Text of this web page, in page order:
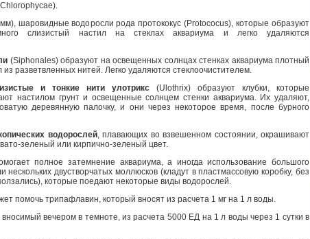
шаровидные водоросли рода протококус (Protococus), которые образуют
слизистый настил на стеклах аквариума и легко удаляются
(Siphonales) образуют на освещенных солнцах стенках аквариума плотный
разветвленных нитей. Легко удаляются стеклоочистителем.
и тонкие нити улотрикс (Ulothrix) образуют клубки, которые
настилом грунт и освещенные солнцем стенки аквариума. Их удаляют,
деревянную палочку, и они через некоторое время, после бурного
водорослей, плавающих во взвешенном состоянии, окрашивают
зеленый или кирпично-зеленый цвет.
полное затемнение аквариума, а иногда использование большого
нескольких двустворчатых моллюсков (кладут в пластмассовую коробку, без
которые поедают некоторые виды водорослей.
помочь трипафлавин, который вносят из расчета 1 мг на 1 л воды.
вечером в темноте, из расчета 5000 ЕД на 1 л воды через 1 сутки в